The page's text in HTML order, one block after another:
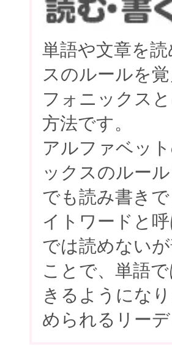
単語や文章を
スのルールを
フォニックス
方法です。
アルファベッ
ックスのルー
でも読み書き
イトワードと
では読めない
ことで、単語
きるようにな
められるリー